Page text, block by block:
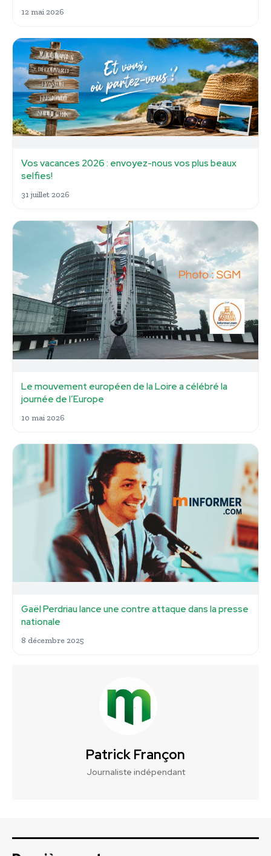
12 mai 2026
Vos vacances 2026 : envoyez-nous vos plus beaux
selfies!
31 juillet 2026
Le mouvement européen de la Loire a célébré la
journée de l’Europe
10 mai 2026
Gaël Perdriau lance une contre attaque dans la presse
nationale
8 décembre 2025
Patrick Françon
Journaliste indépendant